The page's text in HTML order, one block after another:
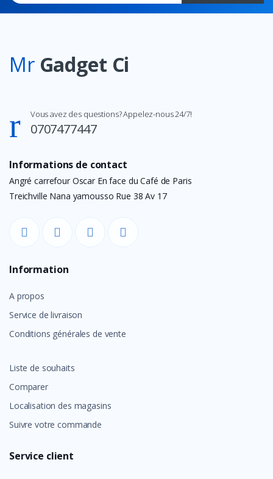
Mr Gadget Ci
Vous avez des questions? Appelez-nous 24/7!
0707477447
Informations de contact
Angré carrefour Oscar En face du Café de Paris
Treichville Nana yamousso Rue 38 Av 17
Information
A propos
Service de livraison
Conditions générales de vente
Liste de souhaits
Comparer
Localisation des magasins
Suivre votre commande
Service client